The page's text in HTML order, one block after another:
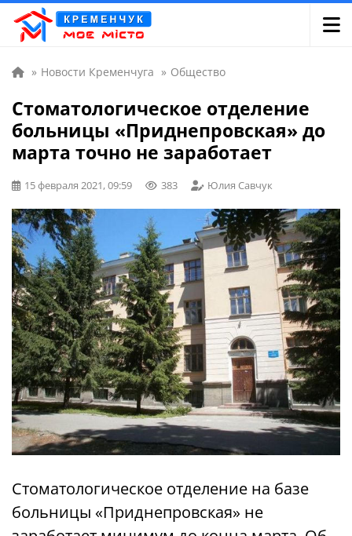
» Новости Кременчуга » Общество
Стоматологическое отделение
больницы «Приднепровская» до
марта точно не заработает
15 февраля 2021, 09:59 383 Юлия Савчук
Стоматологическое отделение на базе
больницы «Приднепровская» не